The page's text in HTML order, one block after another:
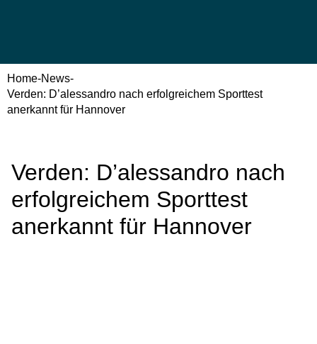
Home-News-
Verden: D’alessandro nach erfolgreichem Sporttest
anerkannt für Hannover
Verden: D’alessandro nach
erfolgreichem Sporttest
anerkannt für Hannover